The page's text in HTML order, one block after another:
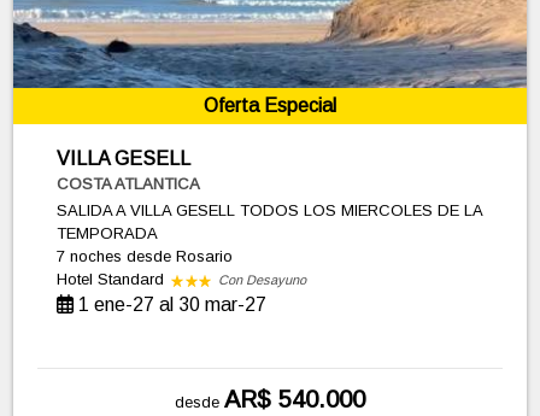
Oferta Especial
VILLA GESELL
COSTA ATLANTICA
SALIDA A VILLA GESELL TODOS LOS MIERCOLES DE LA
TEMPORADA
7 nochesdesde Rosario
Hotel Standard
Con Desayuno
1 ene-27 al 30 mar-27
desde AR$ 540.000